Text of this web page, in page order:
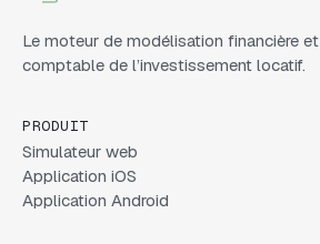
Le moteur de modélisation financière et
comptable de l’investissement locatif.
PRODUIT
Simulateur web
Application iOS
Application Android